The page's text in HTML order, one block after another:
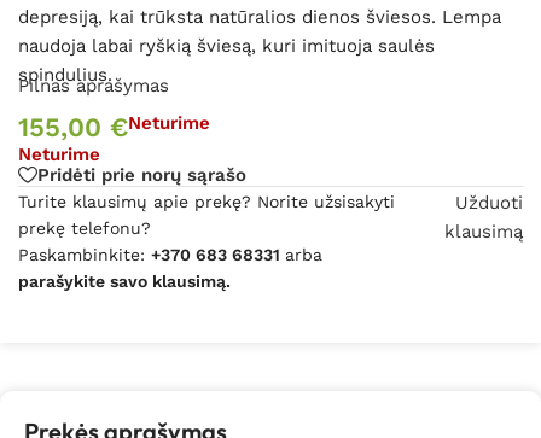
depresiją, kai trūksta natūralios dienos šviesos. Lempa
naudoja labai ryškią šviesą, kuri imituoja saulės
spindulius.
Pilnas aprašymas
155,00 €Neturime
Neturime
Pridėti prie norų sąrašo
Turite klausimų apie prekę? Norite užsisakyti
prekę telefonu?
Paskambinkite: +370 683 68331 arba
parašykite savo klausimą.
Užduoti
klausimą
Prekės aprašymas